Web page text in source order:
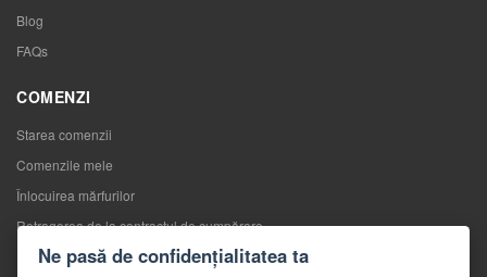
Blog
FAQs
COMENZI
Starea comenzii
Comenzile mele
Înlocuirea mărfurilor
Retragerea de la contractul de cumpărare
Reclamaţii
Ne pasă de confidențialitatea ta